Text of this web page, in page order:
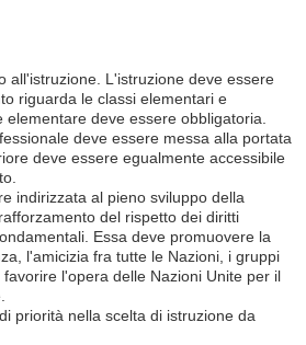
all'istruzione. L'istruzione deve essere
riguarda le classi elementari e
deve essere obbligatoria.
deve essere messa alla portata
deve essere egualmente accessibile
indirizzata al pieno sviluppo della
del rispetto dei diritti
Essa deve promuovere la
l'amicizia fra tutte le Nazioni, i gruppi
l'opera delle Nazioni Unite per il
priorità nella scelta di istruzione da